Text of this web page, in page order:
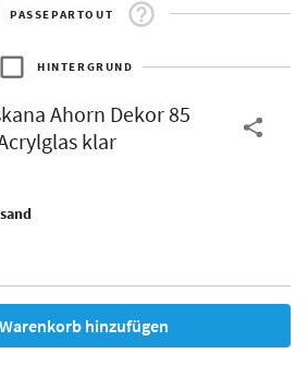
PASSEPARTOUT
HINTERGRUND
Ahorn Dekor 85
klar
hinzufügen